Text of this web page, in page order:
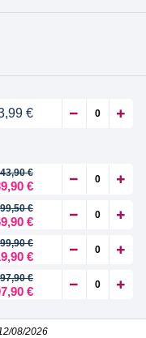
€
43,90 €
€
€
€
€
€
€
€
08/2026